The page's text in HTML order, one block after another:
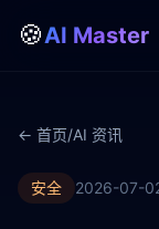
🍪AI Master
← 首页/AI 资讯
安全 2026-07-